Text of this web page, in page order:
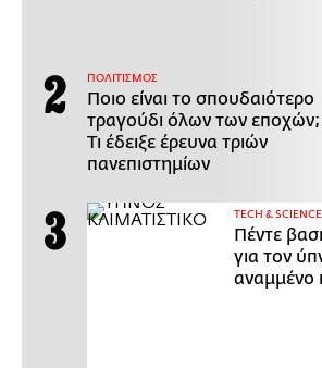
ΠΟΛΙΤΙΣΜΟΣ
Ποιο είναι το σπουδαιότερο
τραγούδι όλων των
Τι έδειξε έρευνα τριών
πανεπιστημίων
ΤECH & SCIENCE
Πέντε
για τον
αναμμένο